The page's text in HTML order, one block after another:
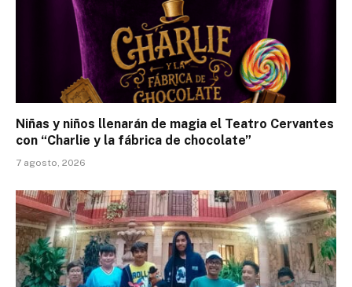
Niñas y niños llenarán de magia el Teatro Cervantes
con “Charlie y la fábrica de chocolate”
7 agosto, 2026